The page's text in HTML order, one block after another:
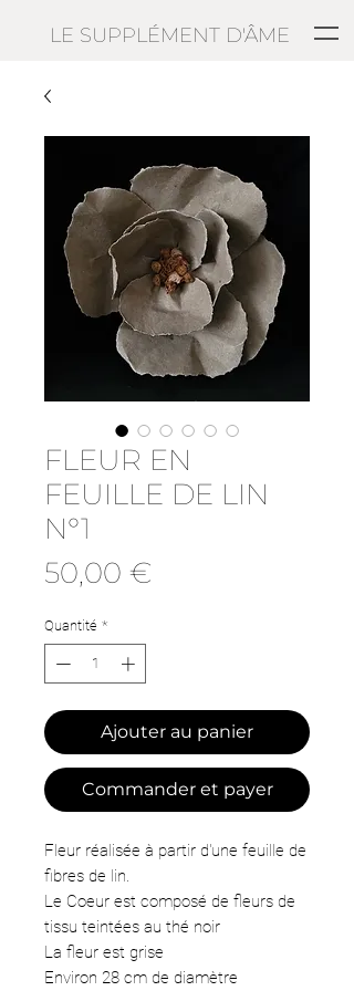
LE SUPPLÉMENT D'ÂME
FLEUR EN
FEUILLE DE LIN
N°1
50,00 €
Quantité *
Ajouter au panier
Commander et payer
Fleur réalisée à partir d'une feuille de
fibres de lin.
Le Coeur est composé de fleurs de
tissu teintées au thé noir
La fleur est grise
Environ 28 cm de diamètre